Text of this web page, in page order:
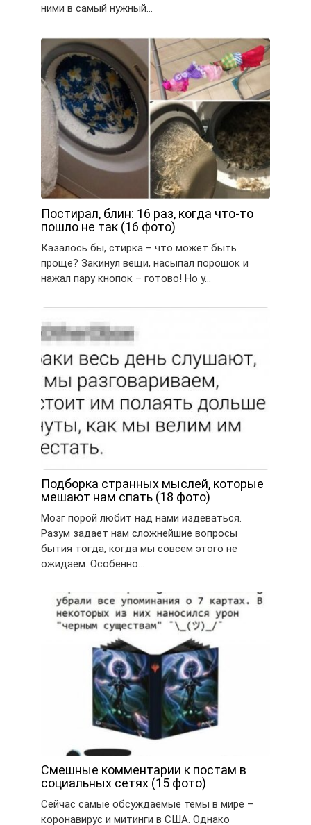
ними в самый нужный…
Постирал, блин: 16 раз, когда что-то
пошло не так (16 фото)
Казалось бы, стирка – что может быть
проще? Закинул вещи, насыпал порошок и
нажал пару кнопок – готово! Но у…
Подборка странных мыслей, которые
мешают нам спать (18 фото)
Мозг порой любит над нами издеваться.
Разум задает нам сложнейшие вопросы
бытия тогда, когда мы совсем этого не
ожидаем. Особенно…
Смешные комментарии к постам в
социальных сетях (15 фото)
Сейчас самые обсуждаемые темы в мире –
коронавирус и митинги в США. Однако